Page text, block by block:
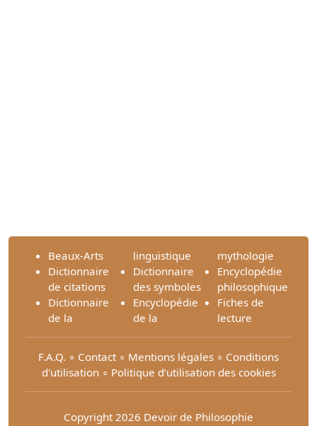
Beaux-Arts
Dictionnaire
de citations
Dictionnaire
de la
linguistique
Dictionnaire
des symboles
Encyclopédie
de la
mythologie
Encyclopédie
philosophique
Fiches de
lecture
F.A.Q. ∘ Contact ∘ Mentions légales ∘ Conditions
d'utilisation∘ Politique d’utilisation des cookies
Copyright 2026 Devoir de Philosophie